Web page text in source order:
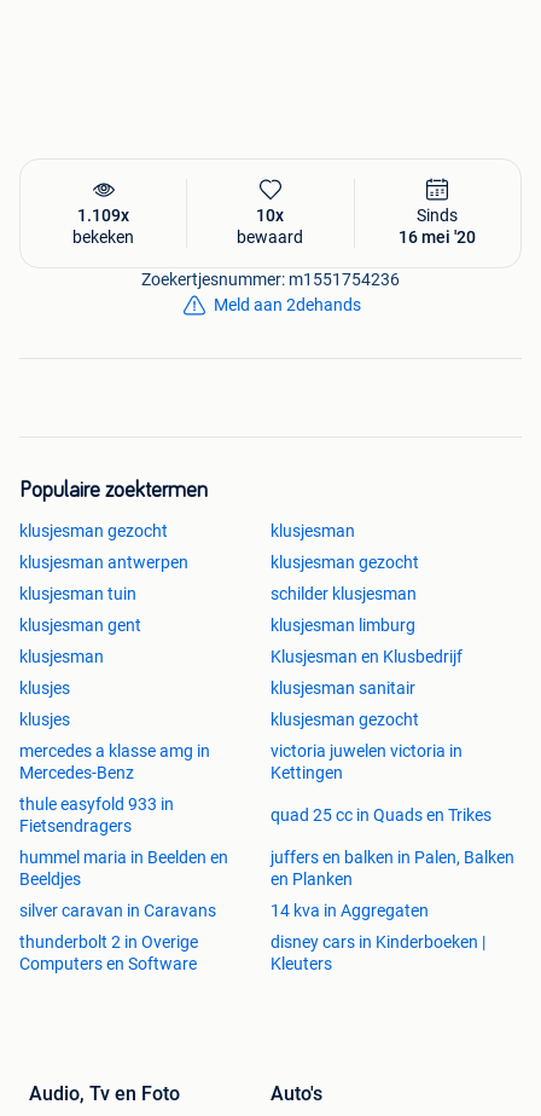
1.109x
bekeken
10x
bewaard
Sinds
16 mei '20
Zoekertjesnummer: m1551754236
Meld aan 2dehands
Populaire zoektermen
klusjesman gezocht
klusjesman
klusjesman antwerpen
klusjesman gezocht
klusjesman tuin
schilder klusjesman
klusjesman gent
klusjesman limburg
klusjesman
Klusjesman en Klusbedrijf
klusjes
klusjesman sanitair
klusjes
klusjesman gezocht
mercedes a klasse amg in
Mercedes-Benz
victoria juwelen victoria in
Kettingen
thule easyfold 933 in
Fietsendragers
quad 25 cc in Quads en Trikes
hummel maria in Beelden en
Beeldjes
juffers en balken in Palen, Balken
en Planken
silver caravan in Caravans
14 kva in Aggregaten
thunderbolt 2 in Overige
Computers en Software
disney cars in Kinderboeken |
Kleuters
Audio, Tv en Foto Auto's